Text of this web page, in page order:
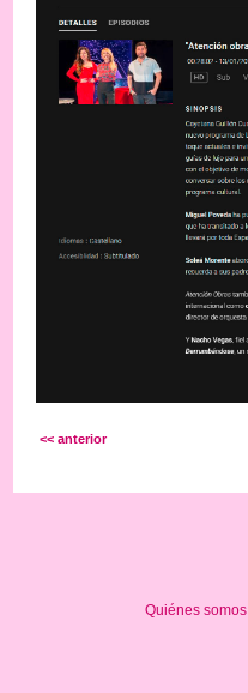
<< anterior
Quiénes somos